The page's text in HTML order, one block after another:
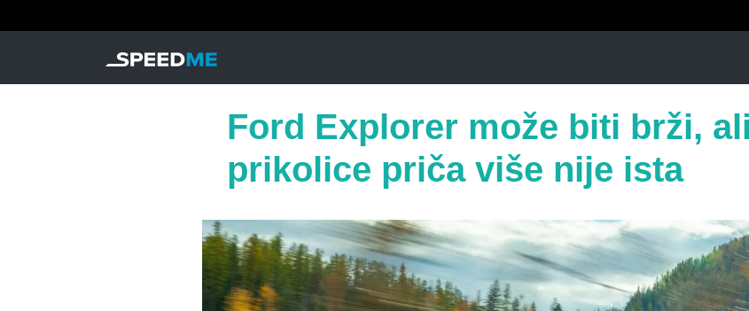
Ford Explorer može biti brži,
prikolice priča više nije ista